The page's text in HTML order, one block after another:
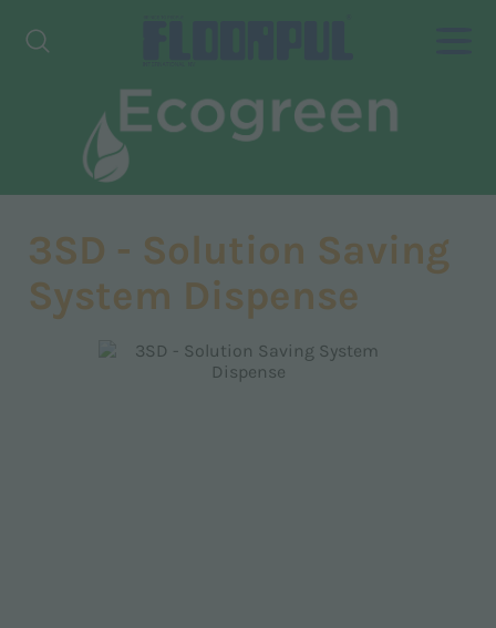
3SD - Solution Saving
System Dispense